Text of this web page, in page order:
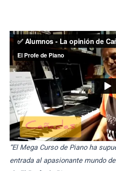
“El Mega Curso de Piano ha
entrada al apasionante mundo